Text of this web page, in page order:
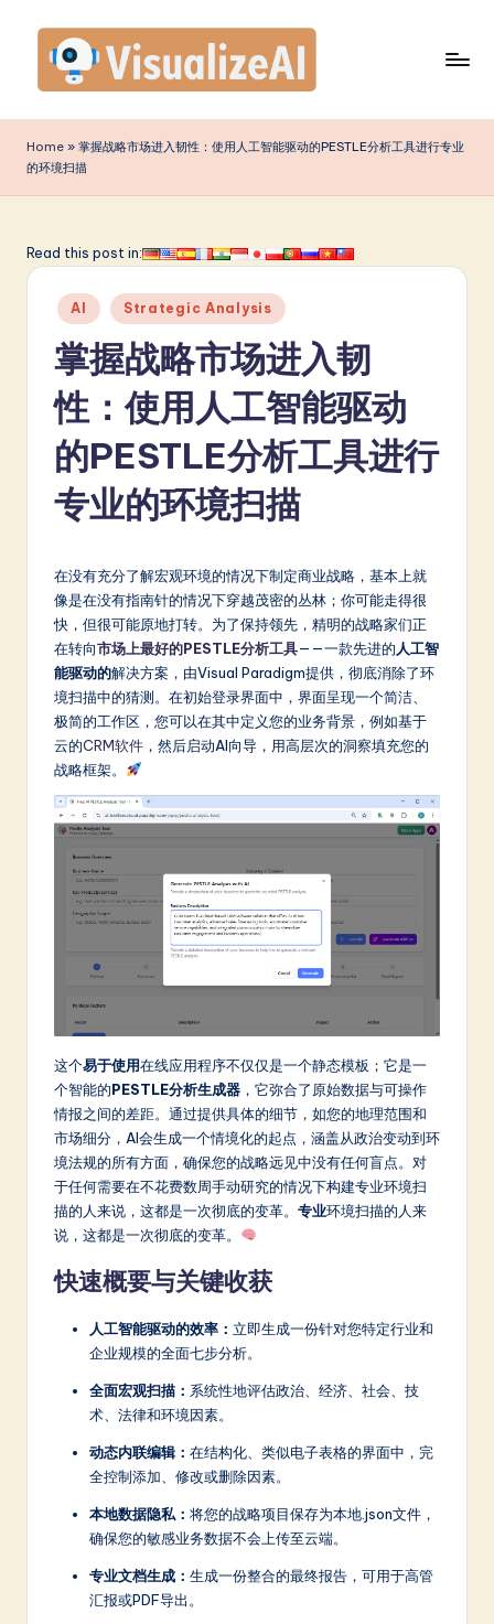
content
is
u
li
A
m
fi
d
C
hi
in
A
Home » 掌握战略市场进入韧性：使用人工智能驱动的PESTLE分析工具进行专业
的环境扫描
Read this post in:
Posted
in
AI Strategic Analysis
掌握战略市场进入韧
性：使用人工智能驱动
的PESTLE分析工具进行
专业的环境扫描
在没有充分了解宏观环境的情况下制定商业战略，基本上就
像是在没有指南针的情况下穿越茂密的丛林；你可能走得很
快，但很可能原地打转。为了保持领先，精明的战略家们正
在转向市场上最好的PESTLE分析工具——一款先进的 人工智
能驱动的解决方案，由Visual Paradigm提供，彻底消除了环
境扫描中的猜测。在初始登录界面中，界面呈现一个简洁、
极简的工作区，您可以在其中定义您的业务背景，例如基于
云的CRM软件 ，然后启动AI向导，用高层次的洞察填充您的
战略框架。
这个易于使用在线应用程序不仅仅是一个静态模板；它是一
个智能的PESTLE分析生成器 ，它弥合了原始数据与可操作
情报之间的差距。通过提供具体的细节，如您的地理范围和
市场细分，AI会生成一个情境化的起点，涵盖从政治变动到环
境法规的所有方面，确保您的战略远见中没有任何盲点。对
于任何需要在不花费数周手动研究的情况下构建专业环境扫
描的人来说，这都是一次彻底的变革。 专业环境扫描的人来
说，这都是一次彻底的变革。
快速概要与关键收获
人工智能驱动的效率： 立即生成一份针对您特定行业和
企业规模的全面七步分析。
全面宏观扫描： 系统性地评估政治、经济、社会、技
术、法律和环境因素。
动态内联编辑： 在结构化、类似电子表格的界面中，完
全控制添加、修改或删除因素。
本地数据隐私： 将您的战略项目保存为本地.json文件，
确保您的敏感业务数据不会上传至云端。
专业文档生成： 生成一份整合的最终报告，可用于高管
汇报或PDF导出。